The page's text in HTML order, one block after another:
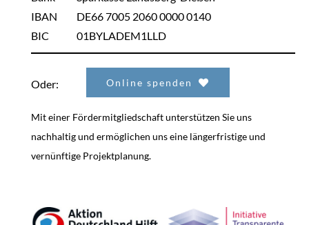
IBAN
BIC
DE66 7005 2060 0000 0140
01BYLADEM1LLD
Oder: Online spenden
Mit einer Fördermitgliedschaft unterstützen Sie uns
nachhaltig und ermöglichen uns eine längerfristige und
vernünftige Projektplanung.